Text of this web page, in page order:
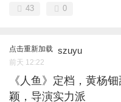
43 0
点击重新加载 szuyu
前天 12:22
《人鱼》定档，黄杨
颖，导演实力派